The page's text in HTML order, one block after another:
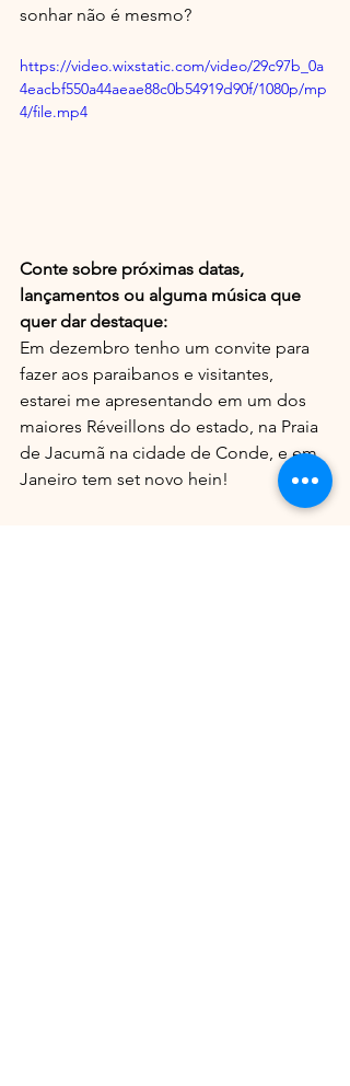
sonhar não é mesmo?
https://video.wixstatic.com/video/29c97b_0a
4eacbf550a44aeae88c0b54919d90f/1080p/mp
4/file.mp4
Conte sobre próximas datas,
lançamentos ou alguma música que
quer dar destaque:
Em dezembro tenho um convite para
fazer aos paraibanos e visitantes,
estarei me apresentando em um dos
maiores Réveillons do estado, na Praia
de Jacumã na cidade de Conde, e em
Janeiro tem set novo hein!